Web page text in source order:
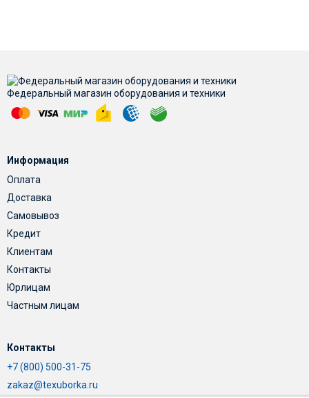
Федеральный магазин оборудования и техники
Информация
Оплата
Доставка
Самовывоз
Кредит
Клиентам
Контакты
Юрлицам
Частным лицам
Контакты
+7 (800) 500-31-75
zakaz@texuborka.ru